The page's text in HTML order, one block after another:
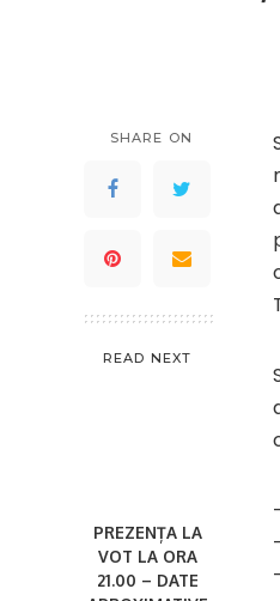
SHARE ON
READ NEXT
PREZENȚA LA
VOT LA ORA
21.00 – DATE